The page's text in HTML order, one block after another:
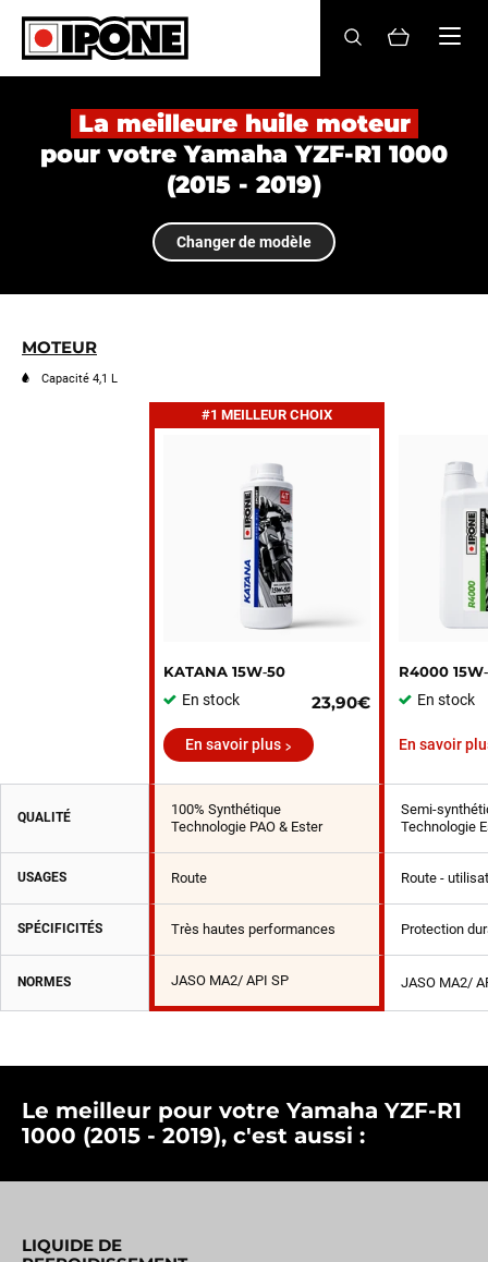
Ipone
HUILES MOTEUR
ENTRETIEN
MAINTENANCE
Revendeurs
BE
La meilleure huile moteur
pour votre Yamaha YZF-R1 1000
(2015 - 2019)
Changer de modèle
MOTEUR
Capacité 4,1 L
#1 MEILLEUR CHOIX
KATANA 15W‑50
En stock
23,90€
R4000
En stock
En savoir plus En savoir
QUALITÉ
100% Synthétique
Technologie PAO & Ester
Semi-
Technologie
USAGES Route Route -
SPÉCIFICITÉS Très hautes performances Protection
NORMES JASO MA2/ API SP JASO MA2/
Le meilleur pour votre Yamaha YZF-R1
1000 (2015 - 2019), c'est aussi :
LIQUIDE DE